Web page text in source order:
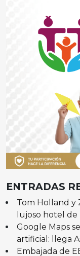
ENTRADAS
Tom Holland y
lujoso hotel de
Google Maps
artificial: llega
Embajada de